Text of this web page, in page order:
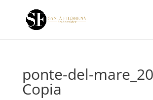
ponte-del-
Copia